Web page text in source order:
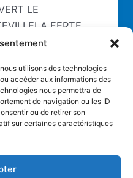
utilisons des technologies
accéder aux informations des
nous permettra de
de navigation ou les ID
ou de retirer son
sur certaines caractéristiques
LE
FERTE
de
1